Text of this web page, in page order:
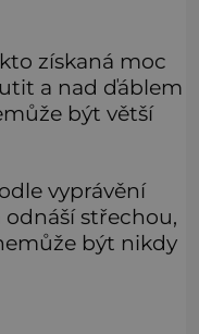
získaná moc
a nad ďáblem
být větší
vyprávění
střechou,
být nikdy